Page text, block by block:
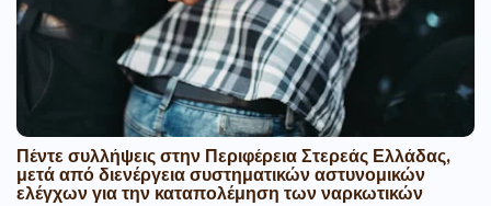
Πέντε συλλήψεις στην Περιφέρεια Στερεάς Ελλάδας,
μετά από διενέργεια συστηματικών αστυνομικών
ελέγχων για την καταπολέμηση των ναρκωτικών